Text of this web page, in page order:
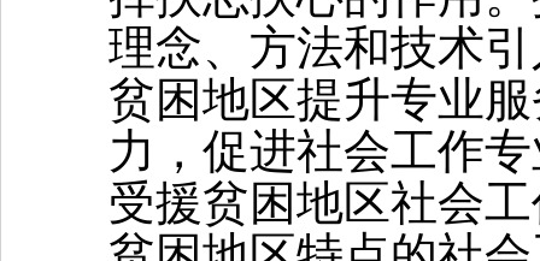
理念、方法和技术
贫困地区提升专业
力，促进社会工作
受援贫困地区社会